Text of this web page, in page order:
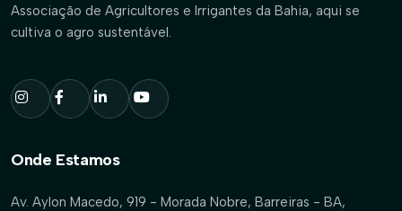
Associação de Agricultores e Irrigantes da Bahia, aqui se
cultiva o agro sustentável.
Onde Estamos
Av. Aylon Macedo, 919 - Morada Nobre, Barreiras - BA,